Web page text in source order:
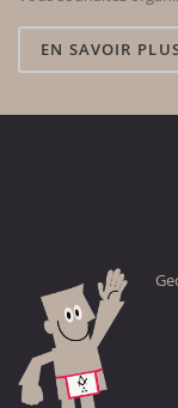
EN SAVOIR